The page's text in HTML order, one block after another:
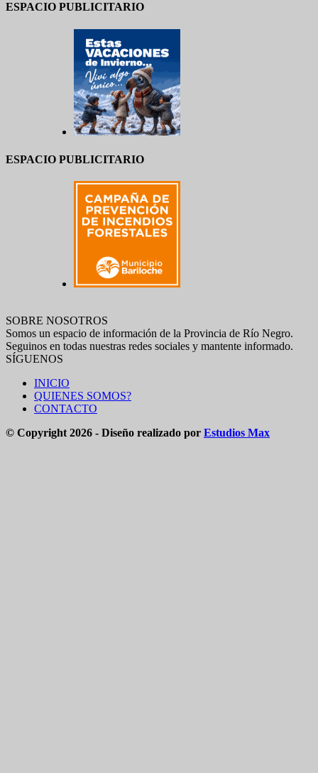
ESPACIO PUBLICITARIO
ESPACIO PUBLICITARIO
SOBRE NOSOTROS
Somos un espacio de información de la Provincia de Río Negro.
Seguinos en todas nuestras redes sociales y mantente informado.
SÍGUENOS
INICIO
QUIENES SOMOS?
CONTACTO
© Copyright 2026 - Diseño realizado por Estudios Max